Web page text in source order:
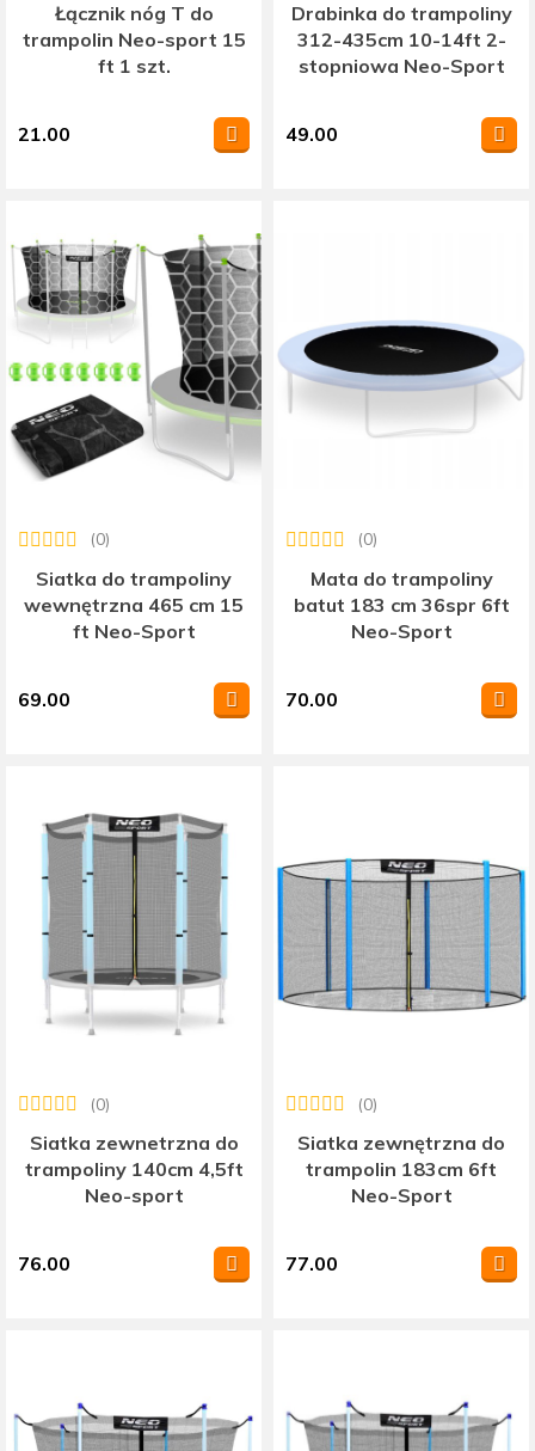
Łącznik nóg T do
trampolin Neo-sport 15
ft 1 szt.
21.00
Drabinka do trampoliny
312-435cm 10-14ft 2-
stopniowa Neo-Sport
49.00
Siatka do trampoliny
wewnętrzna 465 cm 15
ft Neo-Sport
(0)
69.00
Mata do trampoliny
batut 183 cm 36spr 6ft
Neo-Sport
(0)
70.00
Siatka zewnetrzna do
trampoliny 140cm 4,5ft
Neo-sport
(0)
76.00
Siatka zewnętrzna do
trampolin 183cm 6ft
Neo-Sport
(0)
77.00